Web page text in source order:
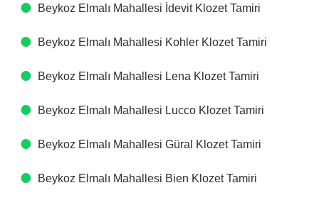
Beykoz Elmalı Mahallesi İdevit Klozet Tamiri
Beykoz Elmalı Mahallesi Kohler Klozet Tamiri
Beykoz Elmalı Mahallesi Lena Klozet Tamiri
Beykoz Elmalı Mahallesi Lucco Klozet Tamiri
Beykoz Elmalı Mahallesi Güral Klozet Tamiri
Beykoz Elmalı Mahallesi Bien Klozet Tamiri